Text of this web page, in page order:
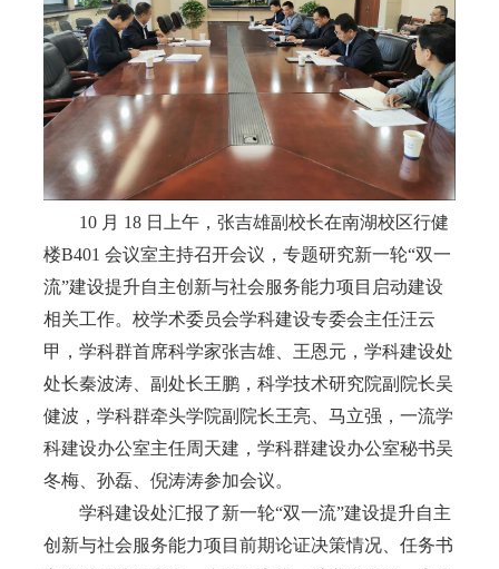
10 月 18 日上午，张吉雄副校长在南湖校区行健
楼B401 会议室主持召开会议，专题研究新一轮“双一
流”建设提升自主创新与社会服务能力项目启动建设
相关工作。校学术委员会学科建设专委会主任汪云
甲，学科群首席科学家张吉雄、王恩元，学科建设处
处长秦波涛、副处长王鹏，科学技术研究院副院长吴
健波，学科群牵头学院副院长王亮、马立强，一流学
科建设办公室主任周天建，学科群建设办公室秘书吴
冬梅、孙磊、倪涛涛参加会议。
学科建设处汇报了新一轮“双一流”建设提升自主
创新与社会服务能力项目前期论证决策情况、任务书